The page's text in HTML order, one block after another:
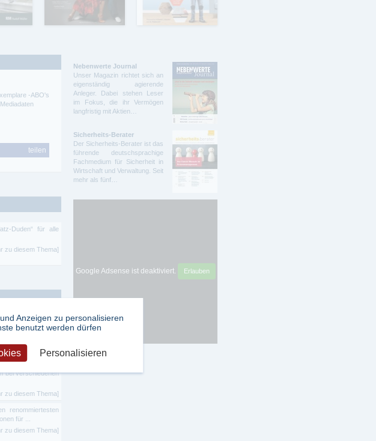
-ABO's
teilen
Duden“ für alle
zu diesem Thema]
und andere
...
bei verschiedenen
zu diesem Thema]
renommiertesten
für ...
zu diesem Thema]
Nebenwerte Journal
Unser Magazin richtet sich an
eigenständig agierende
Anleger. Dabei stehen Leser
im Fokus, die ihr Vermögen
langfristig mit Aktien…
Sicherheits-Berater
Der Sicherheits-Berater ist das
führende deutschsprachige
Fachmedium für Sicherheit in
Wirtschaft und Verwaltung. Seit
mehr als fünf…
Google Adsense ist deaktiviert. Erlauben
Anzeigen zu personalisieren
benutzt werden dürfen
Personalisieren